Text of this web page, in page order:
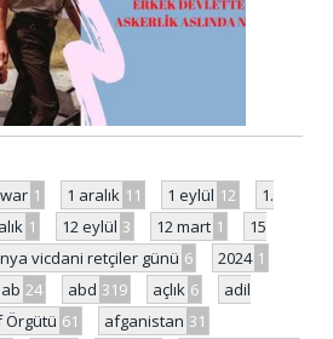
1 1 aralık 11 1 eylül 12
1.
1 12 eylül 3 12 mart 1
15
vicdani retçiler günü 6 2024 1
ab 24 abd 319 açlık 6
adil
Örgütü 61 afganistan 31